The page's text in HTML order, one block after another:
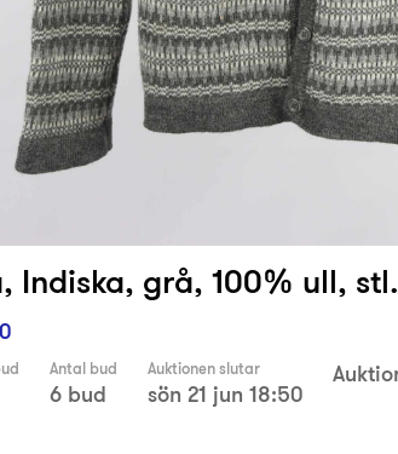
Indiska, grå, 100% ull,
Antal bud
6 bud
Auktionen slutar
sön 21 jun 18:50